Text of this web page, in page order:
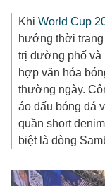
KhiWorld Cup
hướng thời
trị đường phố và
hợp văn hóa
thường ngày.
áo đấu bóng đá
quần short
biệt là dòng